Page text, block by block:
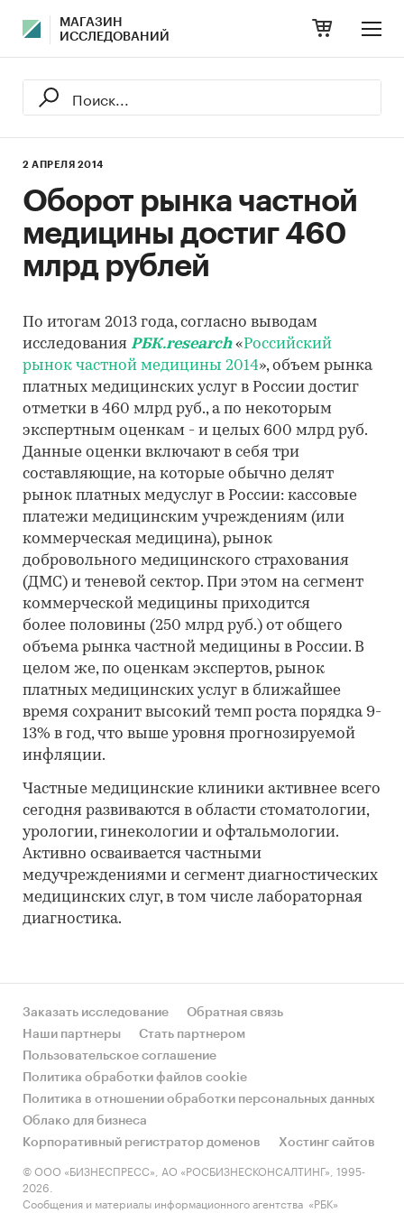
МАГАЗИН
ИССЛЕДОВАНИЙ
2 АПРЕЛЯ 2014
Оборот рынка частной
медицины достиг 460
млрд рублей
По итогам 2013 года, согласно выводам
исследования РБК.research«Российский
рынок частной медицины 2014», объем рынка
платных медицинских услуг в России достиг
отметки в 460 млрд руб., а по некоторым
экспертным оценкам - и целых 600 млрд руб.
Данные оценки включают в себя три
составляющие, на которые обычно делят
рынок платных медуслуг в России: кассовые
платежи медицинским учреждениям (или
коммерческая медицина), рынок
добровольного медицинского страхования
(ДМС) и теневой сектор. При этом на сегмент
коммерческой медицины приходится
более половины (250 млрд руб.) от общего
объема рынка частной медицины в России. В
целом же, по оценкам экспертов, рынок
платных медицинских услуг в ближайшее
время сохранит высокий темп роста порядка 9-
13% в год, что выше уровня прогнозируемой
инфляции.
Частные медицинские клиники активнее всего
сегодня развиваются в области стоматологии,
урологии, гинекологии и офтальмологии.
Активно осваивается частными
медучреждениями и сегмент диагностических
медицинских слуг, в том числе лабораторная
диагностика.
Заказать исследование
Обратная связь
Наши партнеры
Стать партнером
Пользовательское соглашение
Политика обработки файлов cookie
Политика в отношении обработки персональных данных
Облако для бизнеса
Корпоративный регистратор доменов
Хостинг сайтов
© ООО «БИЗНЕСПРЕСС», АО «РОСБИЗНЕСКОНСАЛТИНГ», 1995-
2026.
Сообщения и материалы информационного агентства «РБК»